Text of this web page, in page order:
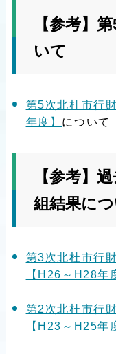
【参考】
いて
第5次北杜市行
年度】 について
【参考】
組結果に
第3次北杜市行
【H26～H28年
第2次北杜市行
【H23～H25年